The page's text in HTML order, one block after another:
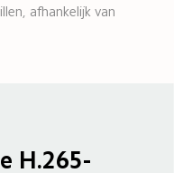
afhankelijk van
H.265-